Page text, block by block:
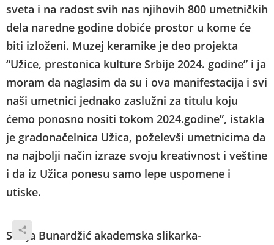
sveta i na radost svih nas njihovih 800 umetničkih
dela naredne godine dobiće prostor u kome će
biti izloženi. Muzej keramike je deo projekta
“Užice, prestonica kulture Srbije 2024. godine” i ja
moram da naglasim da su i ova manifestacija i svi
naši umetnici jednako zaslužni za titulu koju
ćemo ponosno nositi tokom 2024.godine”, istakla
je gradonačelnica Užica, poželevši umetnicima da
na najbolji način izraze svoju kreativnost i veštine
i da iz Užica ponesu samo lepe uspomene i
utiske.
Sofija Bunardžić akademska slikarka-